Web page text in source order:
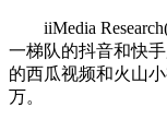
iiMedia
一梯队的抖音和快
的西瓜视频和火山
万。